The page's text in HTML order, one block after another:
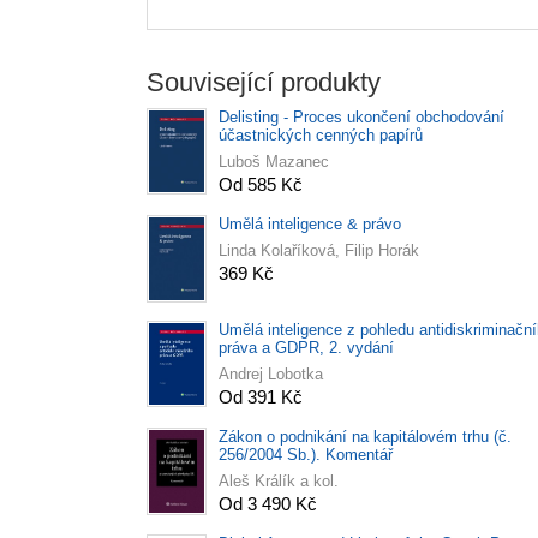
Související produkty
Delisting - Proces ukončení obchodování
účastnických cenných papírů
Luboš Mazanec
Od 585 Kč
Umělá inteligence & právo
Linda Kolaříková, Filip Horák
369 Kč
Umělá inteligence z pohledu
práva a GDPR, 2. vydání
Andrej Lobotka
Od 391 Kč
Zákon o podnikání na kapitálovém trhu (č.
256/2004 Sb.). Komentář
Aleš Králík a kol.
Od 3 490 Kč